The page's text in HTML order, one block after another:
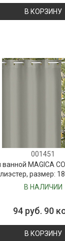
В КОРЗИНУ
001451
MAGICA
размер:
В НАЛИЧИИ
94 руб. 90
В КОРЗИНУ